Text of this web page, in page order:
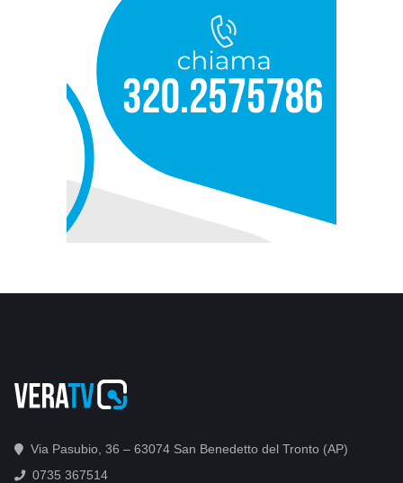
Via Pasubio, 36 – 63074 San Benedetto del Tronto (AP)
0735 367514